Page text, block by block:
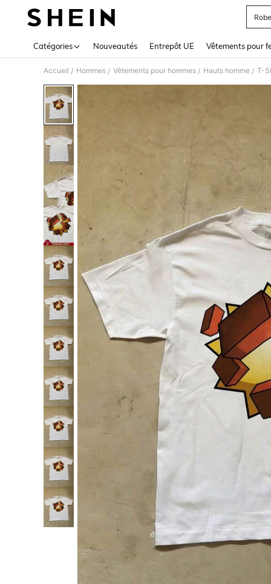
Catégories Nouveautés Entrepôt UE Vêtements pour
Accueil / Hommes / Vêtements pour hommes / Hauts homme / T-